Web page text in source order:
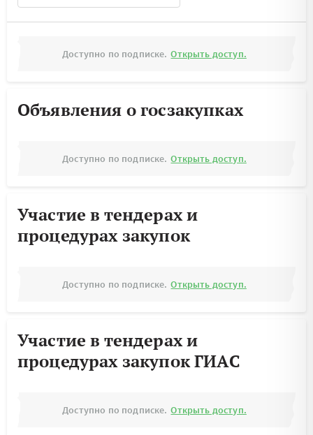
Доступно по подписке. Открыть доступ.
Объявления о госзакупках
Доступно по подписке. Открыть доступ.
Участие в тендерах и
процедурах закупок
Доступно по подписке. Открыть доступ.
Участие в тендерах и
процедурах закупок ГИАС
Доступно по подписке. Открыть доступ.